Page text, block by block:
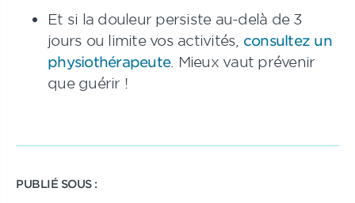
Et si la douleur persiste au-delà de 3
jours ou limite vos activités, consultez un
physiothérapeute. Mieux vaut prévenir
que guérir !
PUBLIÉ SOUS :